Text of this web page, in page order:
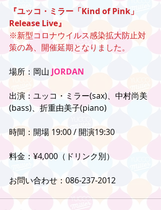
『ユッコ・ミラー「Kind of Pink」
Release Live』
※新型コロナウイルス感染拡大防止対
策の為、開催延期となりました。
場所：岡山 JORDAN
出演：ユッコ・ミラー(sax)、中村尚美
(bass)、折重由美子(piano)
時間：開場 19:00 / 開演19:30
料金：¥4,000（ドリンク別）
お問い合わせ：086-237-2012